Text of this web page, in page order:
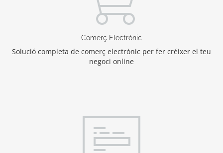
Comerç Electrònic
Solució completa de comerç electrònic per fer créixer el teu
negoci online